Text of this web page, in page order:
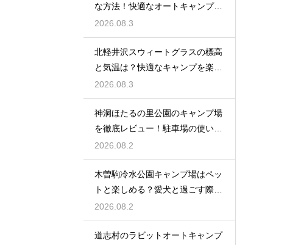
な方法！快適なオートキャンプ空
間の作り方
2026.08.3
北軽井沢スウィートグラスの標高
と気温は？快適なキャンプを楽し
む服装術
2026.08.3
神洞ほたるの里公園のキャンプ場
を徹底レビュー！駐車場の使い勝
手も解説
2026.08.2
木曽駒冷水公園キャンプ場はペッ
トと楽しめる？愛犬と過ごす際の
ルール
2026.08.2
道志村のラビットオートキャンプ